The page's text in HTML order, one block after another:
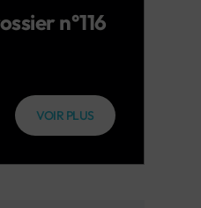
n°116
VOIR PLUS